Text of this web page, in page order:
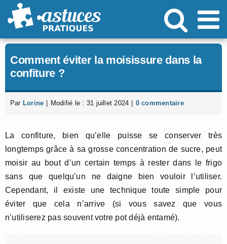
Passer
au
Comment éviter la moisissure dans la
confiture ?
Par Lorine Modifié le : 31 juillet 2024 0 commentaire
La confiture, bien qu’elle puisse se conserver très
longtemps grâce à sa grosse concentration de sucre, peut
moisir au bout d’un certain temps à rester dans le frigo
sans que quelqu’un ne daigne bien vouloir l’utiliser.
Cependant, il existe une technique toute simple pour
éviter que cela n’arrive (si vous savez que vous
n’utiliserez pas souvent votre pot déjà entamé).